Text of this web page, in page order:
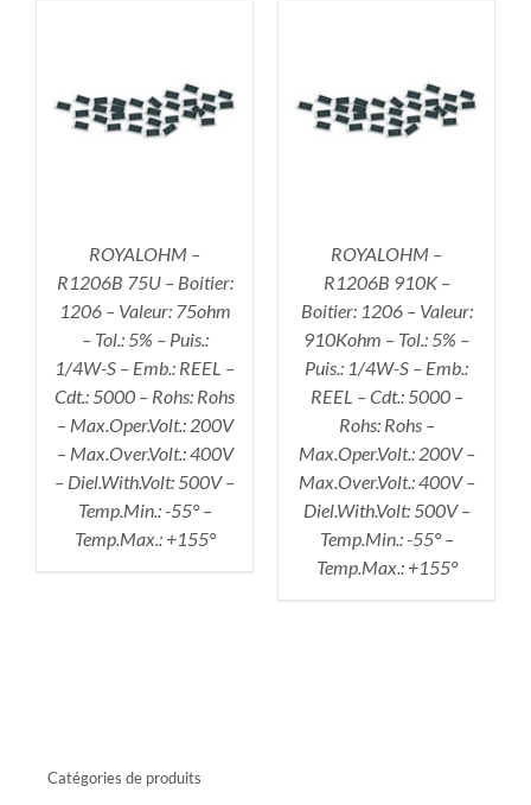
ROYALOHM –
R1206B 75U – Boitier:
1206 – Valeur: 75ohm
– Tol.: 5% – Puis.:
1/4W-S – Emb.: REEL –
Cdt.: 5000 – Rohs: Rohs
– Max.Oper.Volt.: 200V
– Max.Over.Volt.: 400V
– Diel.With.Volt: 500V –
Temp.Min.: -55° –
Temp.Max.: +155°
AJOUTER AU PANIER
/
DÉTAILS
ROYALOHM –
R1206B 910K –
Boitier: 1206 – Valeur:
910Kohm – Tol.: 5% –
Puis.: 1/4W-S – Emb.:
REEL – Cdt.: 5000 –
Rohs: Rohs –
Max.Oper.Volt.: 200V –
Max.Over.Volt.: 400V –
Diel.With.Volt: 500V –
Temp.Min.: -55° –
Temp.Max.: +155°
Catégories de produits